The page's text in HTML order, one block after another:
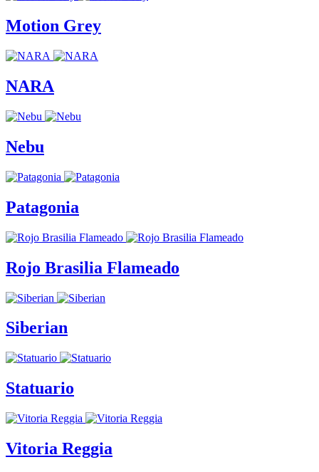
Motion Grey
NARA
Nebu
Patagonia
Rojo Brasilia Flameado
Siberian
Statuario
Vitoria Reggia